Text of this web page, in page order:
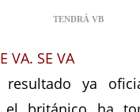
TENDRÁ VB
VA. SE VA
resultado ya